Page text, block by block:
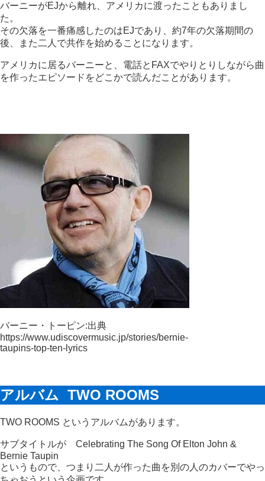
バーニーがEJから離れ、アメリカに渡ったこともありまし
た。
その欠落を一番痛感したのはEJであり、約7年の欠落期間の
後、また二人で共作を始めることになります。
アメリカに居るバーニーと、電話とFAXでやりとりしながら曲
を作ったエピソードをどこかで読んだことがあります。
バーニー・トーピン:出典
https://www.udiscovermusic.jp/stories/bernie-
taupins-top-ten-lyrics
アルバム TWO ROOMS
TWO ROOMS というアルバムがあります。
サブタイトルが Celebrating The Song Of Elton John &
Bernie Taupin
というもので、つまり二人が作った曲を別の人のカバーでやっ